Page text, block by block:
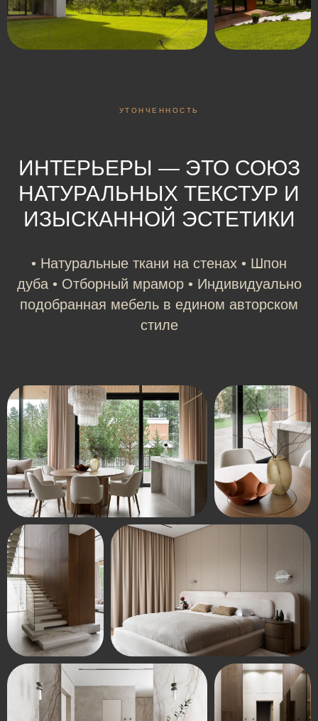
УТОНЧЕННОСТЬ
ИНТЕРЬЕРЫ — ЭТО СОЮЗ
НАТУРАЛЬНЫХ ТЕКСТУР И
ИЗЫСКАННОЙ ЭСТЕТИКИ
• Натуральные ткани на стенах • Шпон
дуба • Отборный мрамор • Индивидуально
подобранная мебель в едином авторском
стиле
минут
авторские рестораны, концептуальные
кофейни, супермаркеты, премиальные
фитнес-клубы, фермерские лавки.
минут